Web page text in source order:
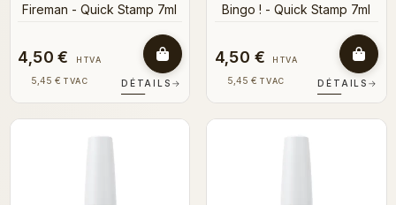
Fireman - Quick Stamp 7ml
4,50 € HTVA
5,45 € TVAC DÉTAILS →
Bingo ! - Quick Stamp 7ml
4,50 € HTVA
5,45 € TVAC DÉTAILS →